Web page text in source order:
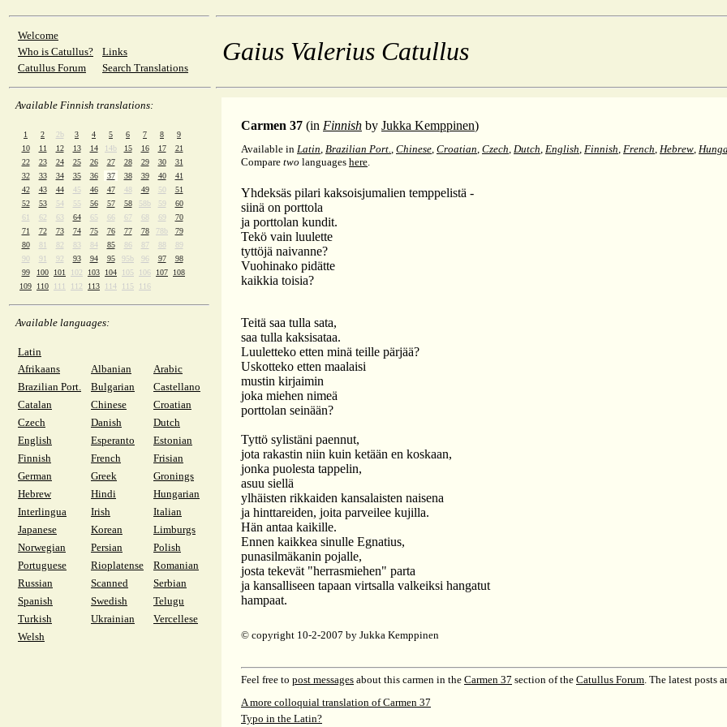
Welcome
Who is Catullus?
Links
Catullus Forum
Search Translations
Available Finnish translations:
1 2 2b 3 4 5 6 7 8
9
10
11 12 13 14 14b 15 16 17
21
22
23 24 25 26 27 28 29 30
31
32
33 34 35 36 37 38 39 40
41
42
43 44 45 46 47 48 49 50
51
52
53 54 55 56 57 58 58b 59
60
61
62 63 64 65 66 67 68 69
70
71
72 73 74 75 76 77 78 78b
79
80
81 82 83 84 85 86 87 88
89
90
91 92 93 94 95 95b 96 97
98
99
100 101 102 103 104 105 106 107
108
109
110 111 112 113 114 115 116
Available languages:
Latin
Afrikaans
Albanian
Arabic
Brazilian Port.
Bulgarian
Castellano
Catalan
Chinese
Croatian
Czech
Danish
Dutch
English
Esperanto
Estonian
Finnish
French
Frisian
German
Greek
Gronings
Hebrew
Hindi
Hungarian
Interlingua
Irish
Italian
Japanese
Korean
Limburgs
Norwegian
Persian
Polish
Portuguese
Rioplatense
Romanian
Russian
Scanned
Serbian
Spanish
Swedish
Telugu
Turkish
Ukrainian
Vercellese
Welsh
Gaius Valerius Catullus
Carmen 37 (in Finnish by Jukka Kemppinen)
Available in Latin, Brazilian Port., Chinese, Croatian, Czech, Dutch, English, Finnish, French, Hebrew,
Compare two languages here.
Yhdeksäs pilari kaksoisjumalien temppelistä -
siinä on porttola
ja porttolan kundit.
Tekö vain luulette
tyttöjä naivanne?
Vuohinako pidätte
kaikkia toisia?
Teitä saa tulla sata,
saa tulla kaksisataa.
Luuletteko etten minä teille pärjää?
Uskotteko etten maalaisi
mustin kirjaimin
joka miehen nimeä
porttolan seinään?
Tyttö sylistäni paennut,
jota rakastin niin kuin ketään en koskaan,
jonka puolesta tappelin,
asuu siellä
ylhäisten rikkaiden kansalaisten naisena
ja hinttareiden, joita parveilee kujilla.
Hän antaa kaikille.
Ennen kaikkea sinulle Egnatius,
punasilmäkanin pojalle,
josta tekevät "herrasmiehen" parta
ja kansalliseen tapaan virtsalla valkeiksi hangatut
hampaat.
© copyright 10-2-2007 by Jukka Kemppinen
Feel free to post messages about this carmen in the Carmen 37 section of the Catullus Forum. The latest posts
A more colloquial translation of Carmen 37
Typo in the Latin?